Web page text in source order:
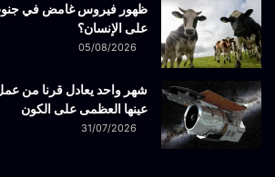
ظهور فيروس غامض في جنوب
على الإنسان؟
05/08/2026
شهر واحد يعادل قرنا من
عينها العظمى على الكون
31/07/2026